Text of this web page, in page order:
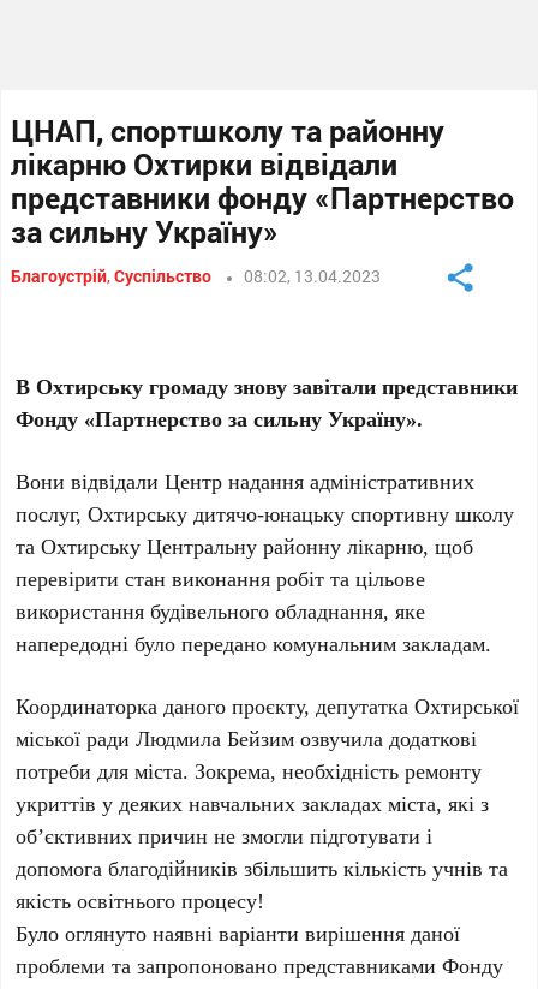
ЦНАП, спортшколу та районну
лікарню Охтирки відвідали
представники фонду «Партнерство
за сильну Україну»
Благоустрій,Суспільство 08:02, 13.04.2023
В Охтирську громаду знову завітали представники
Фонду «Партнерство за сильну Україну».
Вони відвідали Центр надання адміністративних
послуг, Охтирську дитячо-юнацьку спортивну школу
та Охтирську Центральну районну лікарню, щоб
перевірити стан виконання робіт та цільове
використання будівельного обладнання, яке
напередодні було передано комунальним закладам.
Координаторка даного проєкту, депутатка Охтирської
міської ради Людмила Бейзим озвучила додаткові
потреби для міста. Зокрема, необхідність ремонту
укриттів у деяких навчальних закладах міста, які з
об’єктивних причин не змогли підготувати і
допомога благодійників збільшить кількість учнів та
якість освітнього процесу!
Було оглянуто наявні варіанти вирішення даної
проблеми та запропоновано представниками Фонду